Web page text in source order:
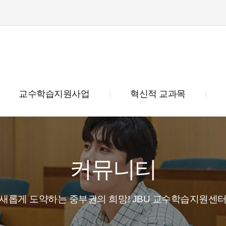
교수학습지원사업 혁신적 교과목
커뮤니티
롭게 도약하는 중부권의 희망! JBU 교수학습지원센터